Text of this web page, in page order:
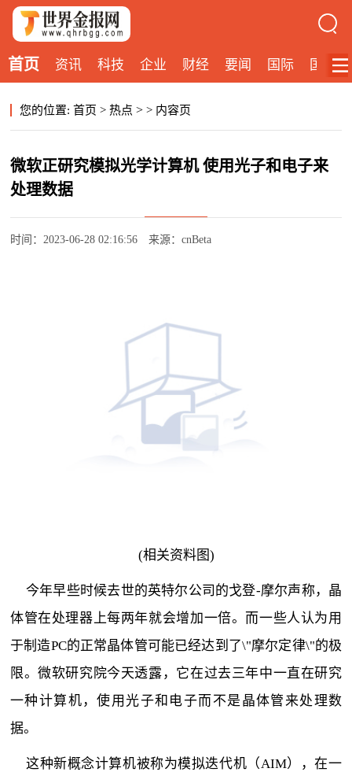
首页 资讯 科技 企业 财经 要闻 国际 国内
您的位置: 首页 > 热点 > > 内容页
微软正研究模拟光学计算机 使用光子和电子来
处理数据
时间：2023-06-28 02:16:56 来源：cnBeta
(相关资料图)
今年早些时候去世的英特尔公司的戈登-摩尔声称，晶
体管在处理器上每两年就会增加一倍。而一些人认为用
于制造PC的正常晶体管可能已经达到了\"摩尔定律\"的极
限。微软研究院今天透露，它在过去三年中一直在研究
一种计算机，使用光子和电子而不是晶体管来处理数
据。
这种新概念计算机被称为模拟迭代机（AIM），在一